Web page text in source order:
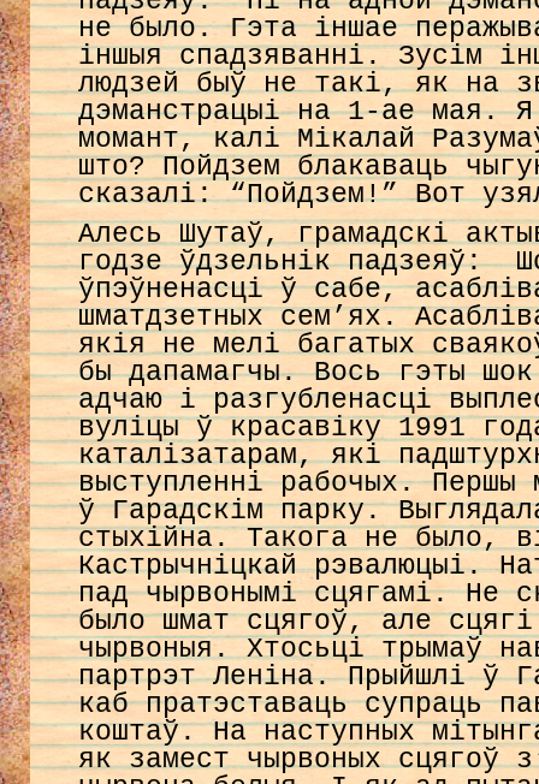
не было. Гэта іншае
іншыя спадзяванні. Зусім
людзей быў не такі, як на
дэманстрацыі на 1-ае мая. Я
момант, калі Мікалай
што? Пойдзем блакаваць
сказалі: “Пойдзем!” Вот
Алесь Шутаў, грамадскі
годзе ўдзельнік падзеяў:
ўпэўненасці ў сабе,
шматдзетных сем’ях.
якія не мелі багатых
бы дапамагчы. Вось гэты
адчаю і разгубленасці
вуліцы ў красавіку 1991
каталізатарам, які
выступленні рабочых. Першы
ў Гарадскім парку.
стыхійна. Такога не было,
Кастрычніцкай рэвалюцыі.
пад чырвонымі сцягамі. Не
было шмат сцягоў, але
чырвоныя. Хтосьці трымаў
партрэт Леніна. Прыйшлі ў
каб пратэставаць супраць
коштаў. На наступных
як замест чырвоных сцягоў